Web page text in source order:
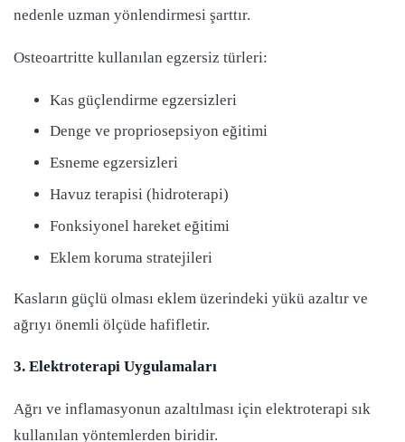
nedenle uzman yönlendirmesi şarttır.
Osteoartritte kullanılan egzersiz türleri:
Kas güçlendirme egzersizleri
Denge ve propriosepsiyon eğitimi
Esneme egzersizleri
Havuz terapisi (hidroterapi)
Fonksiyonel hareket eğitimi
Eklem koruma stratejileri
Kasların güçlü olması eklem üzerindeki yükü azaltır ve
ağrıyı önemli ölçüde hafifletir.
3. Elektroterapi Uygulamaları
Ağrı ve inflamasyonun azaltılması için elektroterapi sık
kullanılan yöntemlerden biridir.